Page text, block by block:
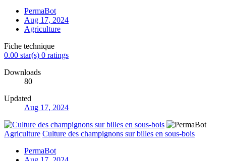
PermaBot
Aug 17, 2024
Agriculture
Fiche technique
0.00 star(s) 0 ratings
Downloads
80
Updated
Aug 17, 2024
Agriculture Culture des champignons sur billes en sous-bois
PermaBot